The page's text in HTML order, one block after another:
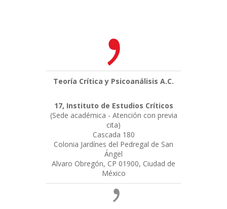
Teoría Crítica y Psicoanálisis A.C.
17, Instituto de Estudios Críticos
(Sede académica - Atención con previa
cita)
Cascada 180
Colonia Jardínes del Pedregal de San
Ángel
Alvaro Obregón, CP 01900, Ciudad de
México